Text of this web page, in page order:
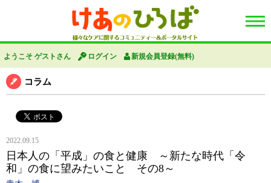
ようこそ ゲストさん ログイン 新規会員登録(無料)
コラム
2022.09.15
日本人の「平成」の食と健康 ～新たな時代「令
和」の食に望みたいこと その8～